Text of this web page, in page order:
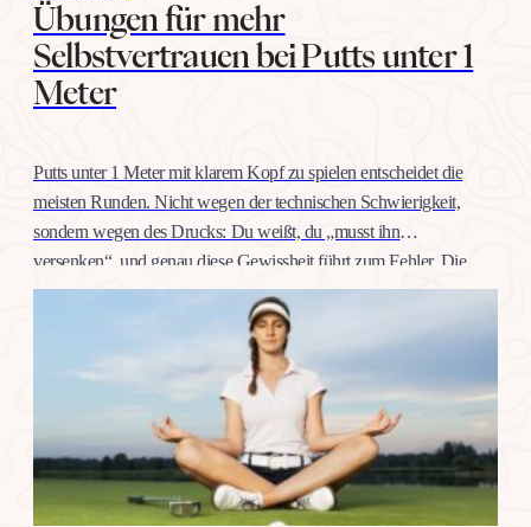
Übungen für mehr
Selbstvertrauen bei Putts unter 1
Meter
Putts unter 1 Meter mit klarem Kopf zu spielen entscheidet die
meisten Runden. Nicht wegen der technischen Schwierigkeit,
sondern wegen des Drucks: Du weißt, du „musst ihn
versenken“, und genau diese Gewissheit führt zum Fehler. Die
gute Nachricht: Selbstvertrauen auf dieser Distanz trainiert man
wie jeden anderen Schlag, mit konkreten Übungen, nicht mit